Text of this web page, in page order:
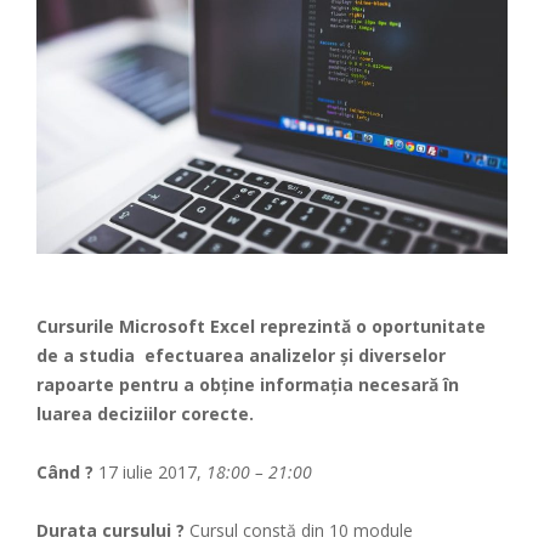
Cursurile Microsoft Excel reprezintă o oportunitate
de a studia efectuarea analizelor și diverselor
rapoarte pentru a obține informația necesară în
luarea deciziilor corecte.
Când ? 17 iulie 2017, 18:00 – 21:00
Durata cursului ? Cursul constă din 10 module